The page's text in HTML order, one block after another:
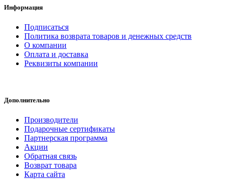
Информация
Подписаться
Политика возврата товаров и денежных средств
О компании
Оплата и доставка
Реквизиты компании
Дополнительно
Производители
Подарочные сертификаты
Партнерская программа
Акции
Обратная связь
Возврат товара
Карта сайта